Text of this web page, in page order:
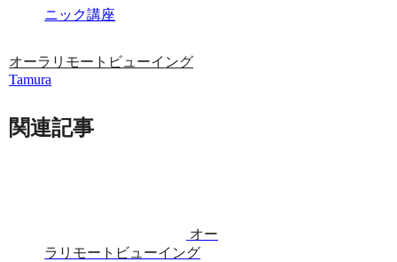
ニック講座
オーラリモートビューイング
Tamura
関連記事
オー
ラリモートビューイング